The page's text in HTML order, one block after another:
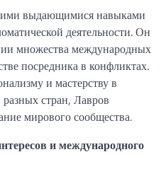
выдающимися навыками
деятельности. Он
множества международных
посредника в конфликтах.
и мастерству в
стран, Лавров
мирового сообщества.
и международного